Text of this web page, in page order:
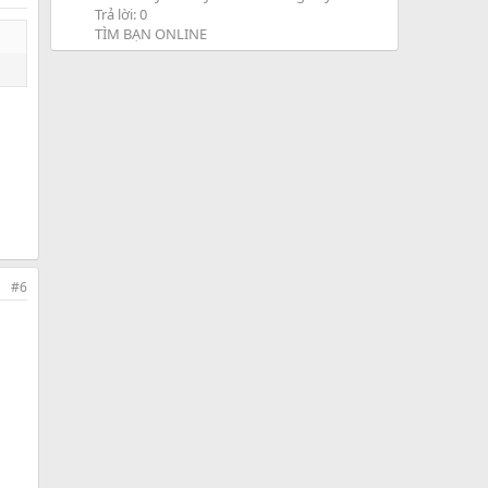
#6
Trả lời: 0
TÌM BẠN ONLINE